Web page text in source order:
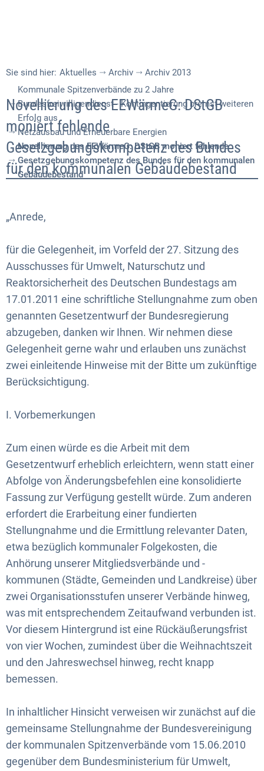
Sie sind hier: Aktuelles Archiv
Archiv 2013
Kommunale Spitzenverbände zu 2 Jahre
Bundesfreiwilligendienst - Kontingentierung bremst weiteren
Erfolg aus
Netzausbau und Erneuerbare Energien
Novellierung des EEWärmeG: DStGB moniert fehlende
Gesetzgebungskompetenz des Bundes für den kommunalen
Gebäudebestand
Novellierung
des
EEWärmeG:
DStGB
fehlende
des
Bundes
für
den
kommunalen
Gebäudebestand
Novellierung des EEWärmeG: DStGB
moniert fehlende
Gesetzgebungskompetenz des Bundes
für den kommunalen Gebäudebestand
„Anrede,
für die Gelegenheit, im Vorfeld der 27. Sitzung des
Ausschusses für Umwelt, Naturschutz und
Reaktorsicherheit des Deutschen Bundestags am
17.01.2011 eine schriftliche Stellungnahme zum oben
genannten Gesetzentwurf der Bundesregierung
abzugeben, danken wir Ihnen. Wir nehmen diese
Gelegenheit gerne wahr und erlauben uns zunächst
zwei einleitende Hinweise mit der Bitte um zukünftige
Berücksichtigung.
I. Vorbemerkungen
Zum einen würde es die Arbeit mit dem
Gesetzentwurf erheblich erleichtern, wenn statt einer
Abfolge von Änderungsbefehlen eine konsolidierte
Fassung zur Verfügung gestellt würde. Zum anderen
erfordert die Erarbeitung einer fundierten
Stellungnahme und die Ermittlung relevanter Daten,
etwa bezüglich kommunaler Folgekosten, die
Anhörung unserer Mitgliedsverbände und -
kommunen (Städte, Gemeinden und Landkreise) über
zwei Organisationsstufen unserer Verbände hinweg,
was mit entsprechendem Zeitaufwand verbunden ist.
Vor diesem Hintergrund ist eine Rückäußerungsfrist
von vier Wochen, zumindest über die Weihnachtszeit
und den Jahreswechsel hinweg, recht knapp
bemessen.
In inhaltlicher Hinsicht verweisen wir zunächst auf die
gemeinsame Stellungnahme der Bundesvereinigung
der kommunalen Spitzenverbände vom 15.06.2010
gegenüber dem Bundesministerium für Umwelt,